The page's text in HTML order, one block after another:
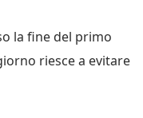
la fine del primo
riesce a evitare